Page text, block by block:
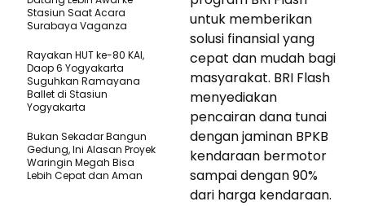
untuk memberikan
solusi finansial yang
cepat dan mudah bagi
masyarakat. BRI Flash
menyediakan
pencairan dana tunai
dengan jaminan BPKB
kendaraan bermotor
sampai dengan 90%
dari harga kendaraan.
Stasiun Saat Acara
Surabaya Vaganza
Rayakan HUT ke-80 KAI,
Daop 6 Yogyakarta
Suguhkan Ramayana
Ballet di Stasiun
Yogyakarta
Bukan Sekadar Bangun
Gedung, Ini Alasan Proyek
Waringin Megah Bisa
Lebih Cepat dan Aman